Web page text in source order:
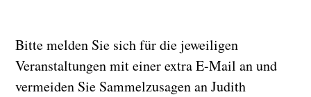
Bitte melden Sie sich für die jeweiligen
Veranstaltungen mit einer extra E-Mail an und
vermeiden Sie Sammelzusagen an Judith